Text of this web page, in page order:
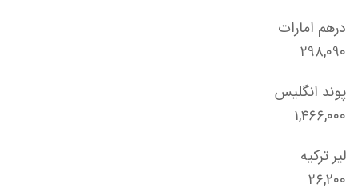
درهم امارات
۲۹۸,۰۹۰
پوند انگلیس
۱,۴۶۶,۰۰۰
لیر ترکیه
۲۶,۲۰۰